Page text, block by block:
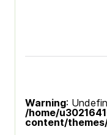
Warning:
/home/
content/